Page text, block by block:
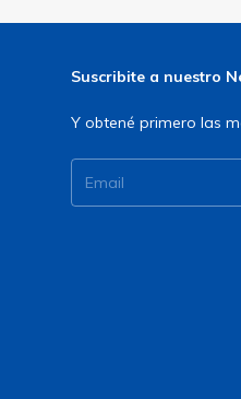
Suscribite a nuestro
Y obtené primero las